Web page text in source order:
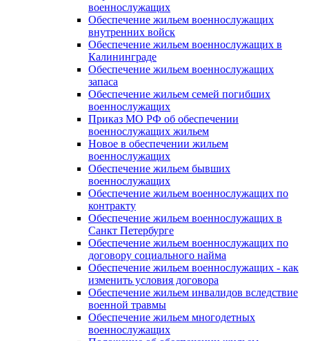
военнослужащих
Обеспечение жильем военнослужащих
внутренних войск
Обеспечение жильем военнослужащих в
Калининграде
Обеспечение жильем военнослужащих
запаса
Обеспечение жильем семей погибших
военнослужащих
Приказ МО РФ об обеспечении
военнослужащих жильем
Новое в обеспечении жильем
военнослужащих
Обеспечение жильем бывших
военнослужащих
Обеспечение жильем военнослужащих по
контракту
Обеспечение жильем военнослужащих в
Санкт Петербурге
Обеспечение жильем военнослужащих по
договору социального найма
Обеспечение жильем военнослужащих - как
изменить условия договора
Обеспечение жильем инвалидов вследствие
военной травмы
Обеспечение жильем многодетных
военнослужащих